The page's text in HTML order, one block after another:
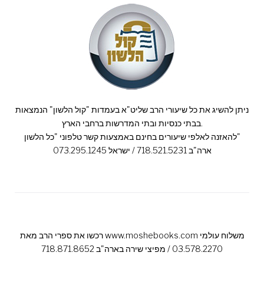
ניתן להשיג את כל שיעורי הרב שליט"א בעמדות "קול הלשון" הנמצאות
בבתי כנסיות ובתי המדרשות ברחבי הארץ.
להאזנה לאלפי שיעורים בחינם באמצעות קשר טלפוני "כל הלשון"
ארה"ב 718.521.5231 / ישראל 073.295.1245
רכשו את ספרי הרב מאת www.moshebooks.com משלוח עולמי
03.578.2270 / מפיצי שירה בארה"ב 718.871.8652